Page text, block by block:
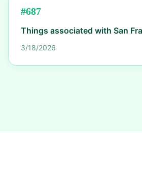
#687
Things associated with San
3/18/2026